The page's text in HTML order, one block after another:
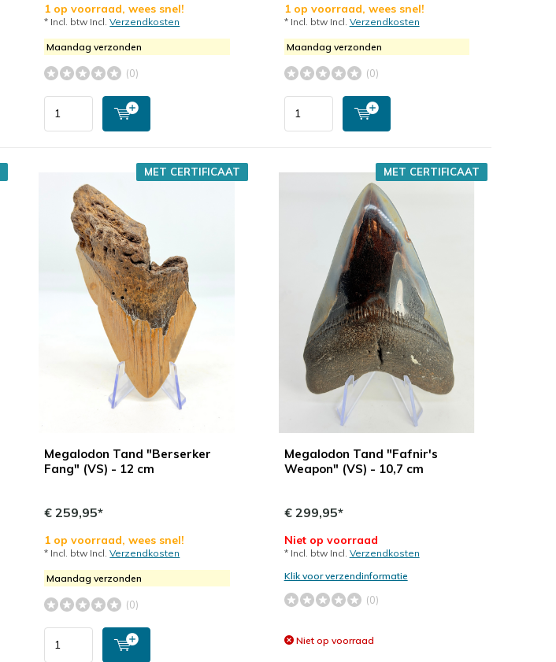
1 op voorraad, wees snel!
* Incl. btw Incl.Verzendkosten
Maandag verzonden
(0)
1 op voorraad, wees snel!
* Incl. btw Incl. Verzendkosten
Maandag verzonden
(0)
Megalodon Tand "Berserker
Fang" (VS) - 12 cm
MET CERTIFICAAT
€ 259,95*
1 op voorraad, wees snel!
* Incl. btw Incl.Verzendkosten
Maandag verzonden
(0)
Megalodon Tand "Fafnir's
Weapon" (VS) - 10,7 cm
MET CERTIFICAAT
€ 299,95*
Niet op voorraad
* Incl. btw Incl. Verzendkosten
Klik voor verzendinformatie
(0)
Niet op voorraad